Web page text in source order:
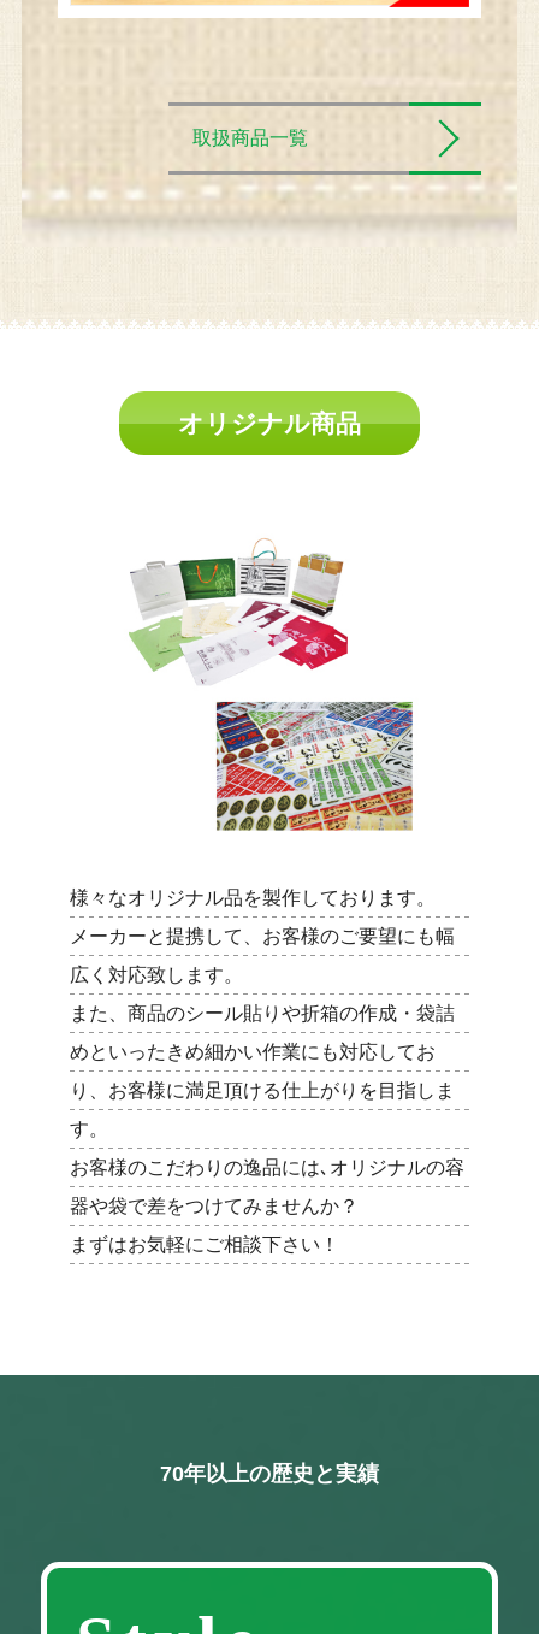
取扱商品一覧
オリジナル商品
様々なオリジナル品を製作しております。
メーカーと提携して、お客様のご要望にも幅
広く対応致します。
また、商品のシール貼りや折箱の作成・袋詰
めといったきめ細かい作業にも対応してお
り、お客様に満足頂ける仕上がりを目指しま
す。
お客様のこだわりの逸品には､オリジナルの容
器や袋で差をつけてみませんか？
まずはお気軽にご相談下さい！
70年以上の歴史と実績